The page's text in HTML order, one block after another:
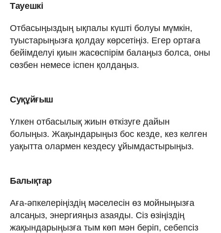
Тауешкі
Отбасыңыздың ықпалы күшті болуы мүмкін,
туыстарыңызға қолдау көрсетіңіз. Егер ортаға
бейімделуі қиын жасөспірім балаңыз болса, оны
сөзбен немесе іспен қолдаңыз.
Суқұйғыш
Үлкен отбасылық жиын өткізуге дайын
болыңыз. Жақындарыңыз бос кезде, кез келген
уақытта олармен кездесу ұйымдастырыңыз.
Балықтар
Аға-әпкелеріңіздің мәселесін өз мойныңызға
алсаңыз, энергияңыз азаяды. Сіз өзіңіздің
жақындарыңызға тым көп мән беріп, себепсіз